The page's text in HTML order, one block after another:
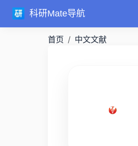
科研Mate导航
首页 中文文献